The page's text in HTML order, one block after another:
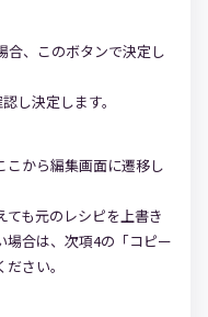
合、このボタンで決定し
し決定します。
こから編集画面に遷移し
も元のレシピを上書き
場合は、次項4の「コピー
さい。